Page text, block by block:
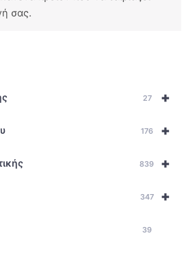
+
27
+
176
+
839
+
347
39
σας.